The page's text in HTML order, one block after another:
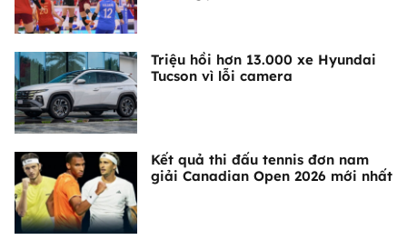
Triệu hồi hơn 13.000 xe Hyundai
Tucson vì lỗi camera
Kết quả thi đấu tennis đơn nam
giải Canadian Open 2026 mới nhất